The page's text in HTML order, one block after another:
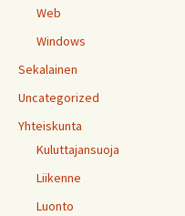
Web
Windows
Sekalainen
Uncategorized
Yhteiskunta
Kuluttajansuoja
Liikenne
Luonto